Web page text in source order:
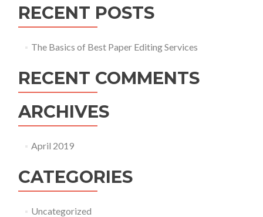
RECENT POSTS
The Basics of Best Paper Editing Services
RECENT COMMENTS
ARCHIVES
April 2019
CATEGORIES
Uncategorized